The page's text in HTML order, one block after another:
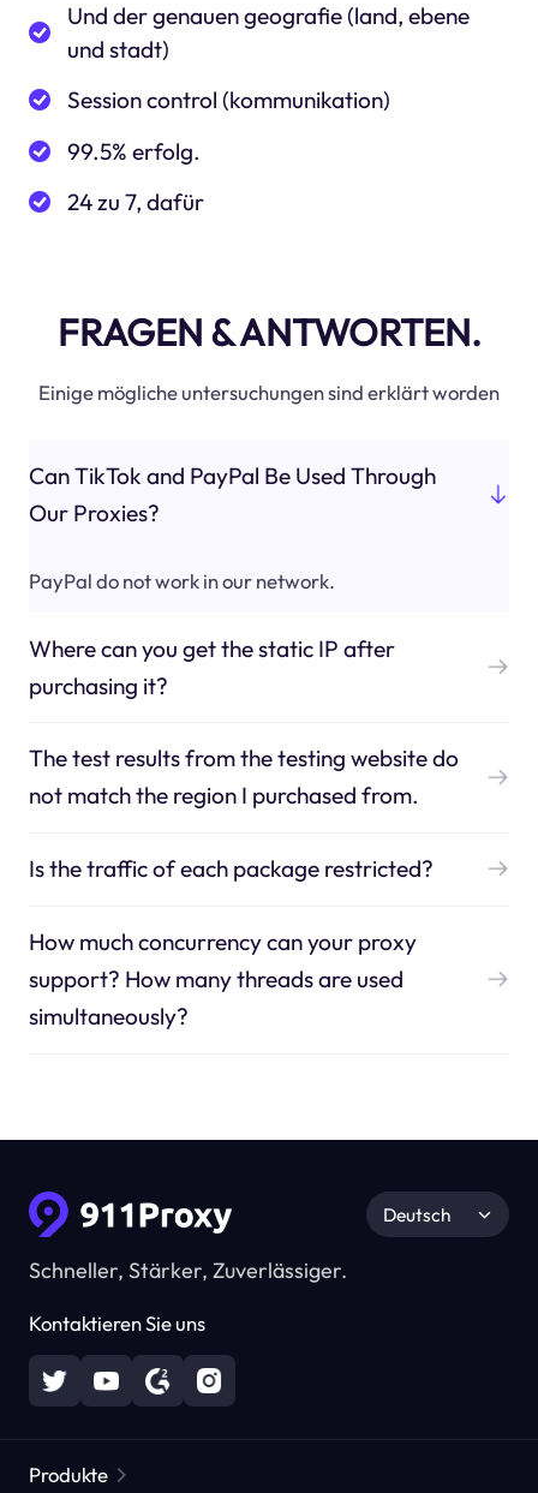
Und der genauen geografie (land, ebene
und stadt)
Session control (kommunikation)
99.5% erfolg.
24 zu 7, dafür
FRAGEN & ANTWORTEN.
Einige mögliche untersuchungen sind erklärt worden
Can TikTok and PayPal Be Used Through
Our Proxies?
PayPal do not work in our network.
Where can you get the static IP after
purchasing it?
The test results from the testing website do
not match the region I purchased from.
Is the traffic of each package restricted?
How much concurrency can your proxy
support? How many threads are used
simultaneously?
Schneller, Stärker, Zuverlässiger.
Kontaktieren Sie uns
Deutsch
Produkte